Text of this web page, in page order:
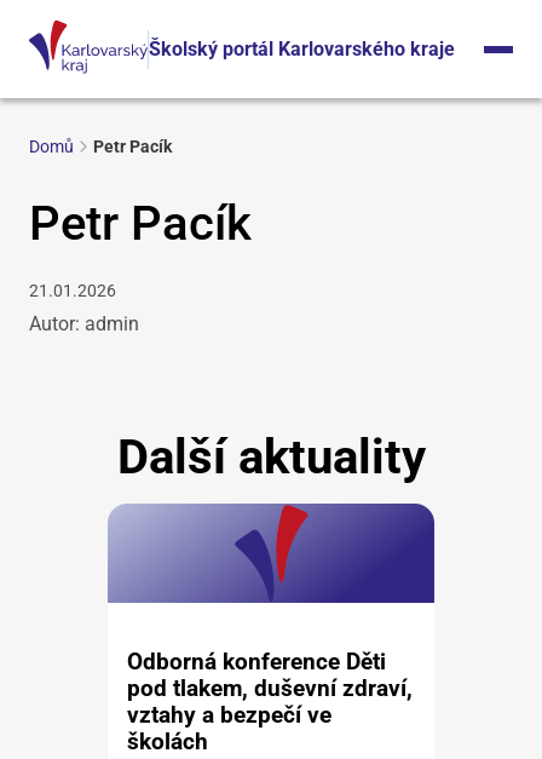
Školský portál Karlovarského kraje
Domů Petr Pacík
Petr Pacík
21.01.2026
Autor: admin
Další aktuality
Odborná konference Děti
pod tlakem, duševní zdraví,
vztahy a bezpečí ve
školách